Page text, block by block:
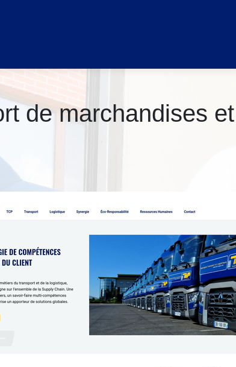
de marchan­di­ses